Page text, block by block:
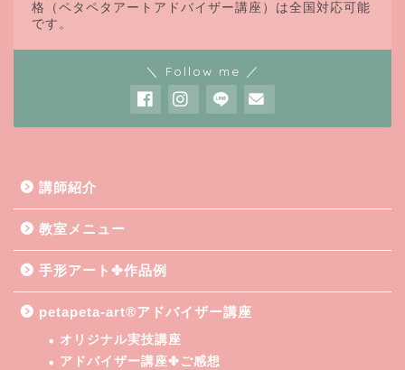
格（ペタペタアートアドバイザー講座）は全国対応可能
です。
＼ Follow me ／
講師紹介
教室メニュー
手形アート✤作品例
petapeta-art®アドバイザー講座
オリジナル実技講座
アドバイザー講座✤ご感想